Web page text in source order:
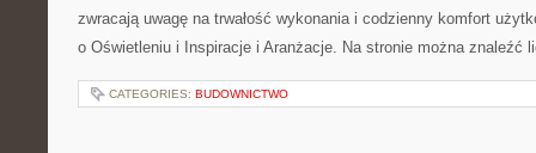
zwracają uwagę na trwałość wykonania i codzienny komfort
o Oświetleniu i Inspiracje i Aranżacje. Na stronie można znaleźć
CATEGORIES: BUDOWNICTWO